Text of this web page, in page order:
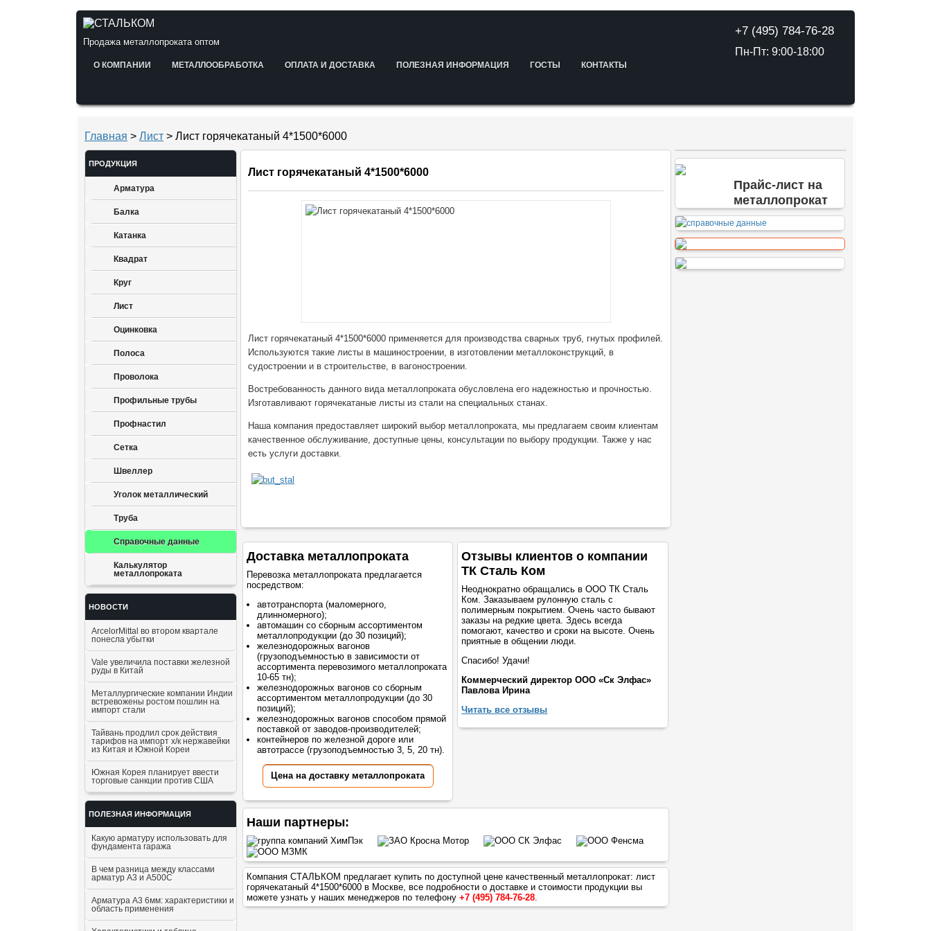
+7 (495) 784-76-28
Пн-Пт: 9:00-18:00
Продажа металлопроката оптом
О КОМПАНИИ МЕТАЛЛООБРАБОТКА ОПЛАТА И ДОСТАВКА ПОЛЕЗНАЯ ИНФОРМАЦИЯ ГОСТЫ КОНТАКТЫ
Главная > Лист > Лист горячекатаный 4*1500*6000
ПРОДУКЦИЯ
Арматура
Балка
Катанка
Квадрат
Круг
Лист
Оцинковка
Полоса
Проволока
Профильные трубы
Профнастил
Сетка
Швеллер
Уголок металлический
Труба
Справочные данные
Калькулятор
металлопроката
НОВОСТИ
ArcelorMittal во втором квартале
понесла убытки
Vale увеличила поставки железной
руды в Китай
Металлургические компании Индии
встревожены ростом пошлин на
импорт стали
Тайвань продлил срок действия
тарифов на импорт х/к нержавейки
из Китая и Южной Кореи
Южная Корея планирует ввести
торговые санкции против США
ПОЛЕЗНАЯ ИНФОРМАЦИЯ
Какую арматуру использовать для
фундамента гаража
В чем разница между классами
арматур А3 и А500С
Арматура А3 6мм: характеристики и
область применения
Лист горячекатаный 4*1500*6000
Лист горячекатаный 4*1500*6000 применяется для производства сварных труб, гнутых профилей.
Используются такие листы в машиностроении, в изготовлении металлоконструкций, в
судостроении и в строительстве, в вагоностроении.
Востребованность данного вида металлопроката обусловлена его надежностью и прочностью.
Изготавливают горячекатаные листы из стали на специальных станах.
Наша компания предоставляет широкий выбор металлопроката, мы предлагаем своим клиентам
качественное обслуживание, доступные цены, консультации по выбору продукции. Также у нас
есть услуги доставки.
Доставка металлопроката
Перевозка металлопроката предлагается
посредством:
автотранспорта (маломерного,
длинномерного);
автомашин со сборным ассортиментом
металлопродукции (до 30 позиций);
железнодорожных вагонов
(грузоподъемностью в зависимости от
ассортимента перевозимого металлопроката
10-65 тн);
железнодорожных вагонов со сборным
ассортиментом металлопродукции (до 30
позиций);
железнодорожных вагонов способом прямой
поставкой от заводов-производителей;
контейнеров по железной дороге или
автотрассе (грузоподъемностью 3, 5, 20 тн).
Цена на доставку металлопроката
Отзывы клиентов о компании
ТК Сталь Ком
Неоднократно обращались в ООО ТК Сталь
Ком. Заказываем рулонную сталь с
полимерным покрытием. Очень часто бывают
заказы на редкие цвета. Здесь всегда
помогают, качество и сроки на высоте. Очень
приятные в общении люди.
Спасибо! Удачи!
Коммерческий директор ООО «Ск Элфас»
Павлова Ирина
Читать все отзывы
Наши партнеры:
Компания СТАЛЬКОМ предлагает купить по доступной цене качественный металлопрокат: лист
горячекатаный 4*1500*6000 в Москве, все подробности о доставке и стоимости продукции вы
можете узнать у наших менеджеров по телефону +7 (495) 784-76-28.
Прайс-лист на
металлопрокат